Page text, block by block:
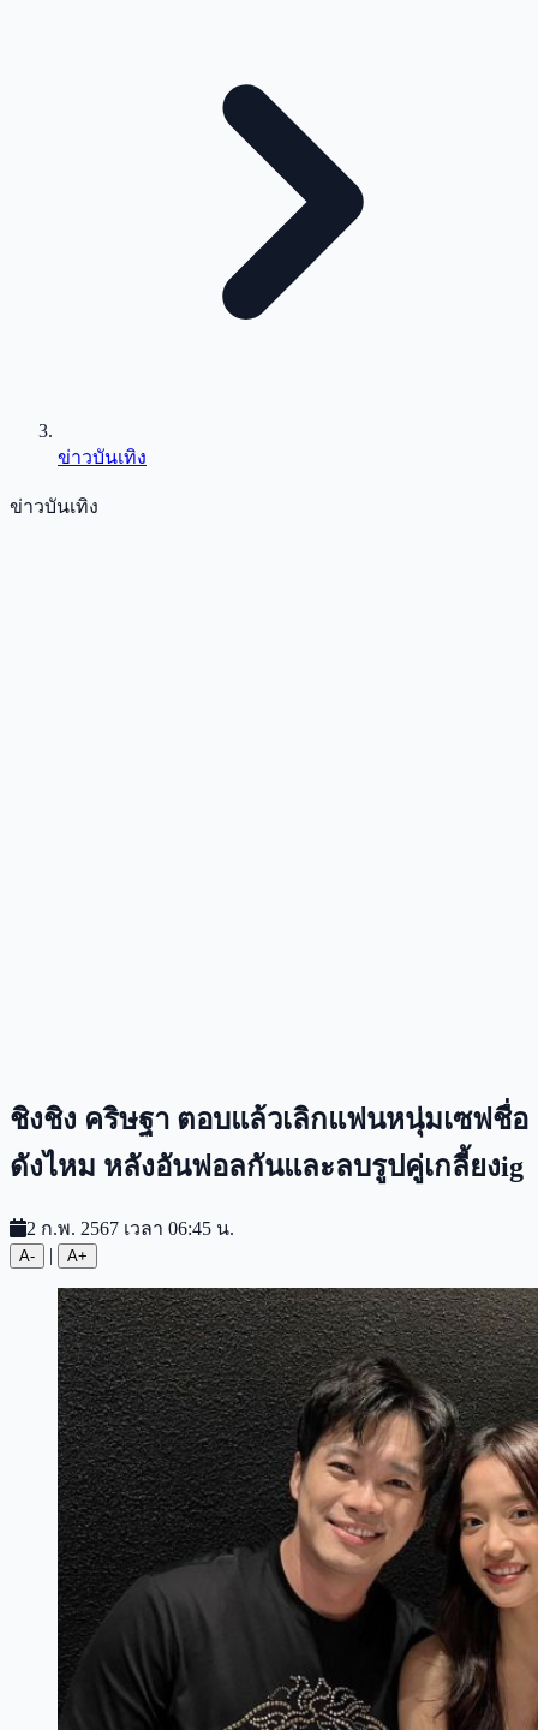
ข่าวบันเทิง
ข่าวบันเทิง
ชิงชิง คริษฐา ตอบแล้วเลิกแฟนหนุ่มเซฟชื่อ
ดังไหม หลังอันฟอลกันและลบรูปคู่เกลี้ยงig
2 ก.พ. 2567 เวลา 06:45 น.
A- | A+